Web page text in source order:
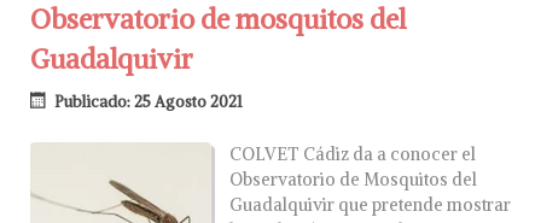
Observatorio de mosquitos del
Guadalquivir
Publicado: 25 Agosto 2021
COLVET Cádiz da a conocer el
Observatorio de Mosquitos del
Guadalquivir que pretende mostrar